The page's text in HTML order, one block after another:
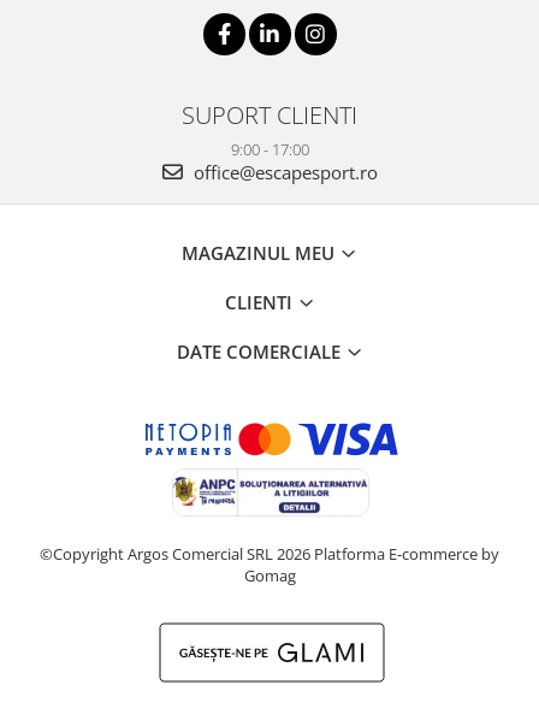
SUPORT CLIENTI
9:00 - 17:00
office@escapesport.ro
MAGAZINUL MEU
CLIENTI
DATE COMERCIALE
©Copyright Argos Comercial SRL 2026 Platforma E-commerce by
Gomag